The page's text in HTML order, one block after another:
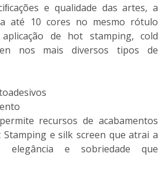
e qualidade das artes, a
até 10 cores no mesmo rótulo
de hot stamping, cold
nos mais diversos tipos de
recursos de acabamentos
e silk screen que atrai a
elegância e sobriedade que